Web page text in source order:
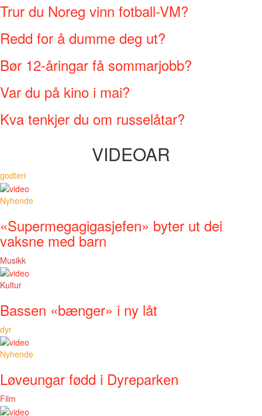
Trur du Noreg vinn fotball-VM?
Redd for å dumme deg ut?
Bør 12-åringar få sommarjobb?
Var du på kino i mai?
Kva tenkjer du om russelåtar?
VIDEOAR
godteri
Nyhende
«Supermegagigasjefen» byter ut dei
vaksne med barn
Musikk
Kultur
Bassen «bænger» i ny låt
dyr
Nyhende
Løveungar fødd i Dyreparken
Film